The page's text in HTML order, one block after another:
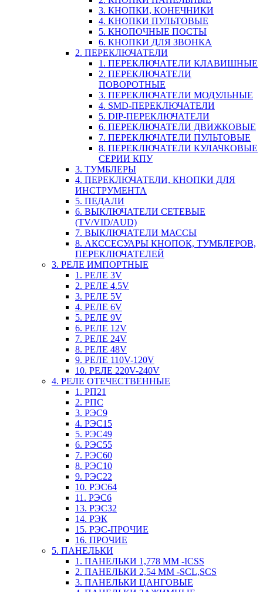
3. КНОПКИ, КОНЕЧНИКИ
4. КНОПКИ ПУЛЬТОВЫЕ
5. КНОПОЧНЫЕ ПОСТЫ
6. КНОПКИ ДЛЯ ЗВОНКА
2. ПЕРЕКЛЮЧАТЕЛИ
1. ПЕРЕКЛЮЧАТЕЛИ КЛАВИШНЫЕ
2. ПЕРЕКЛЮЧАТЕЛИ
ПОВОРОТНЫЕ
3. ПЕРЕКЛЮЧАТЕЛИ МОДУЛЬНЫЕ
4. SMD-ПЕРЕКЛЮЧАТЕЛИ
5. DIP-ПЕРЕКЛЮЧАТЕЛИ
6. ПЕРЕКЛЮЧАТЕЛИ ДВИЖКОВЫЕ
7. ПЕРЕКЛЮЧАТЕЛИ ПУЛЬТОВЫЕ
8. ПЕРЕКЛЮЧАТЕЛИ КУЛАЧКОВЫЕ
СЕРИИ КПУ
3. ТУМБЛЕРЫ
4. ПЕРЕКЛЮЧАТЕЛИ, КНОПКИ ДЛЯ
ИНСТРУМЕНТА
5. ПЕДАЛИ
6. ВЫКЛЮЧАТЕЛИ СЕТЕВЫЕ
(TV/VID/AUD)
7. ВЫКЛЮЧАТЕЛИ МАССЫ
8. АКССЕСУАРЫ КНОПОК, ТУМБЛЕРОВ,
ПЕРЕКЛЮЧАТЕЛЕЙ
3. РЕЛЕ ИМПОРТНЫЕ
1. РЕЛЕ 3V
2. РЕЛЕ 4.5V
3. РЕЛЕ 5V
4. РЕЛЕ 6V
5. РЕЛЕ 9V
6. РЕЛЕ 12V
7. РЕЛЕ 24V
8. РЕЛЕ 48V
9. РЕЛЕ 110V-120V
10. РЕЛЕ 220V-240V
4. РЕЛЕ ОТЕЧЕСТВЕННЫЕ
1. РП21
2. РПС
3. РЭС9
4. РЭС15
5. РЭС49
6. РЭС55
7. РЭС60
8. РЭС10
9. РЭС22
10. РЭС64
11. РЭС6
13. РЭС32
14. РЭК
15. РЭС-ПРОЧИЕ
16. ПРОЧИЕ
5. ПАНЕЛЬКИ
1. ПАНЕЛЬКИ 1,778 ММ -ICSS
2. ПАНЕЛЬКИ 2,54 ММ -SCL,SCS
3. ПАНЕЛЬКИ ЦАНГОВЫЕ